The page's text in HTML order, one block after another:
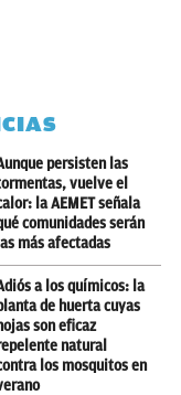
persisten las
vuelve el
la AEMET señala
comunidades serán
las más afectadas
a los químicos: la
de huerta cuyas
hojas son eficaz
natural
los mosquitos en